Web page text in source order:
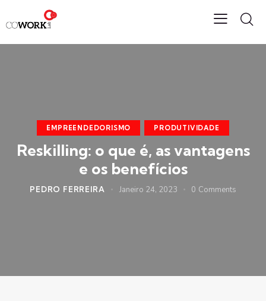
EMPREENDEDORISMO PRODUTIVIDADE
Reskilling: o que é, as vantagens
e os benefícios
PEDRO FERREIRA Janeiro 24, 2023 0 Comments